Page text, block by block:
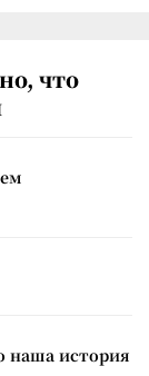
что
наша история